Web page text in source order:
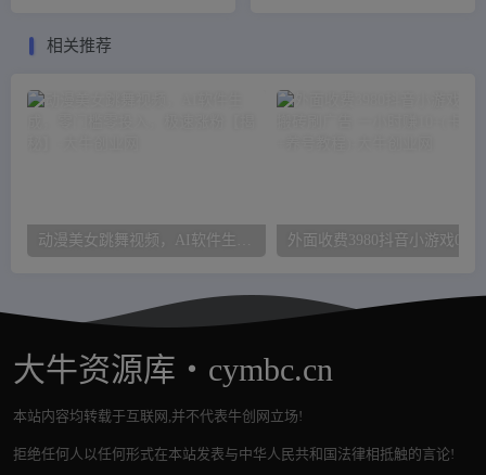
相关推荐
大牛资源库・cymbc.cn
本站内容均转载于互联网,并不代表牛创网立场!
拒绝任何人以任何形式在本站发表与中华人民共和国法律相抵触的言论!